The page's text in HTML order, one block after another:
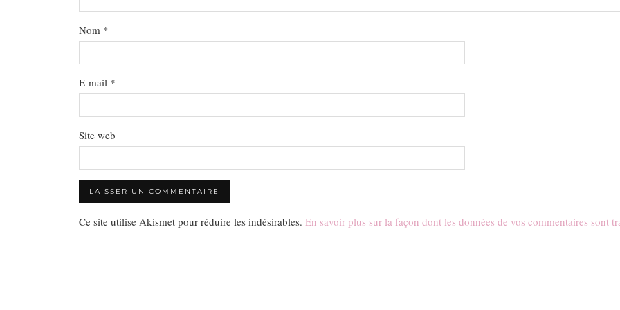
Nom *
E-mail *
Site web
Ce site utilise Akismet pour réduire les indésirables. En savoir plus sur la façon dont les données de vos commentaires sont